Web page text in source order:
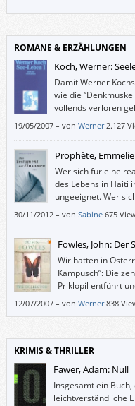
ROMANE & ERZÄHLUNGEN
Koch, Werner:
Damit Werner
wie die
vollends verloren
19/05/2007– von Werner 2.127
Prophète,
Wer sich für eine
des Lebens in Haiti
ungeeignet. Wer
Schilderungen und
30/11/2012– von Sabine 675
Fowles, John: Der
Wir hatten in
Kampusch”: Die
Priklopil entführt
nach acht Jahren
12/07/2007– von Werner 838
KRIMIS & THRILLER
Fawer, Adam: Null
Insgesamt ein
leichtverständliche